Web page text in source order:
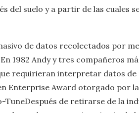
del suelo y a partir de las
de datos recolectados por
1982 Andy y tres compañeros
requirieran interpretar datos de
Enterprise Award otorgado por
de retirarse de la